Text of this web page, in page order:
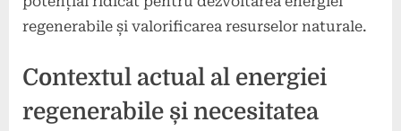
regenerabile și valorificarea resurselor naturale.
Contextul actual al energiei
regenerabile și necesitatea